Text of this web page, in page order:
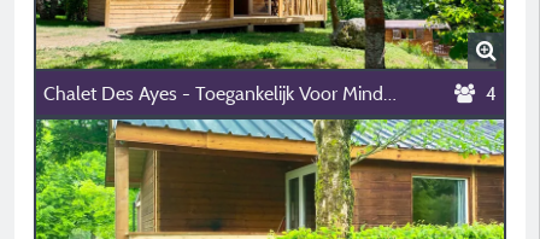
Chalet Des Ayes - Toegankelijk Voor Mindervaliden (Miva) 4